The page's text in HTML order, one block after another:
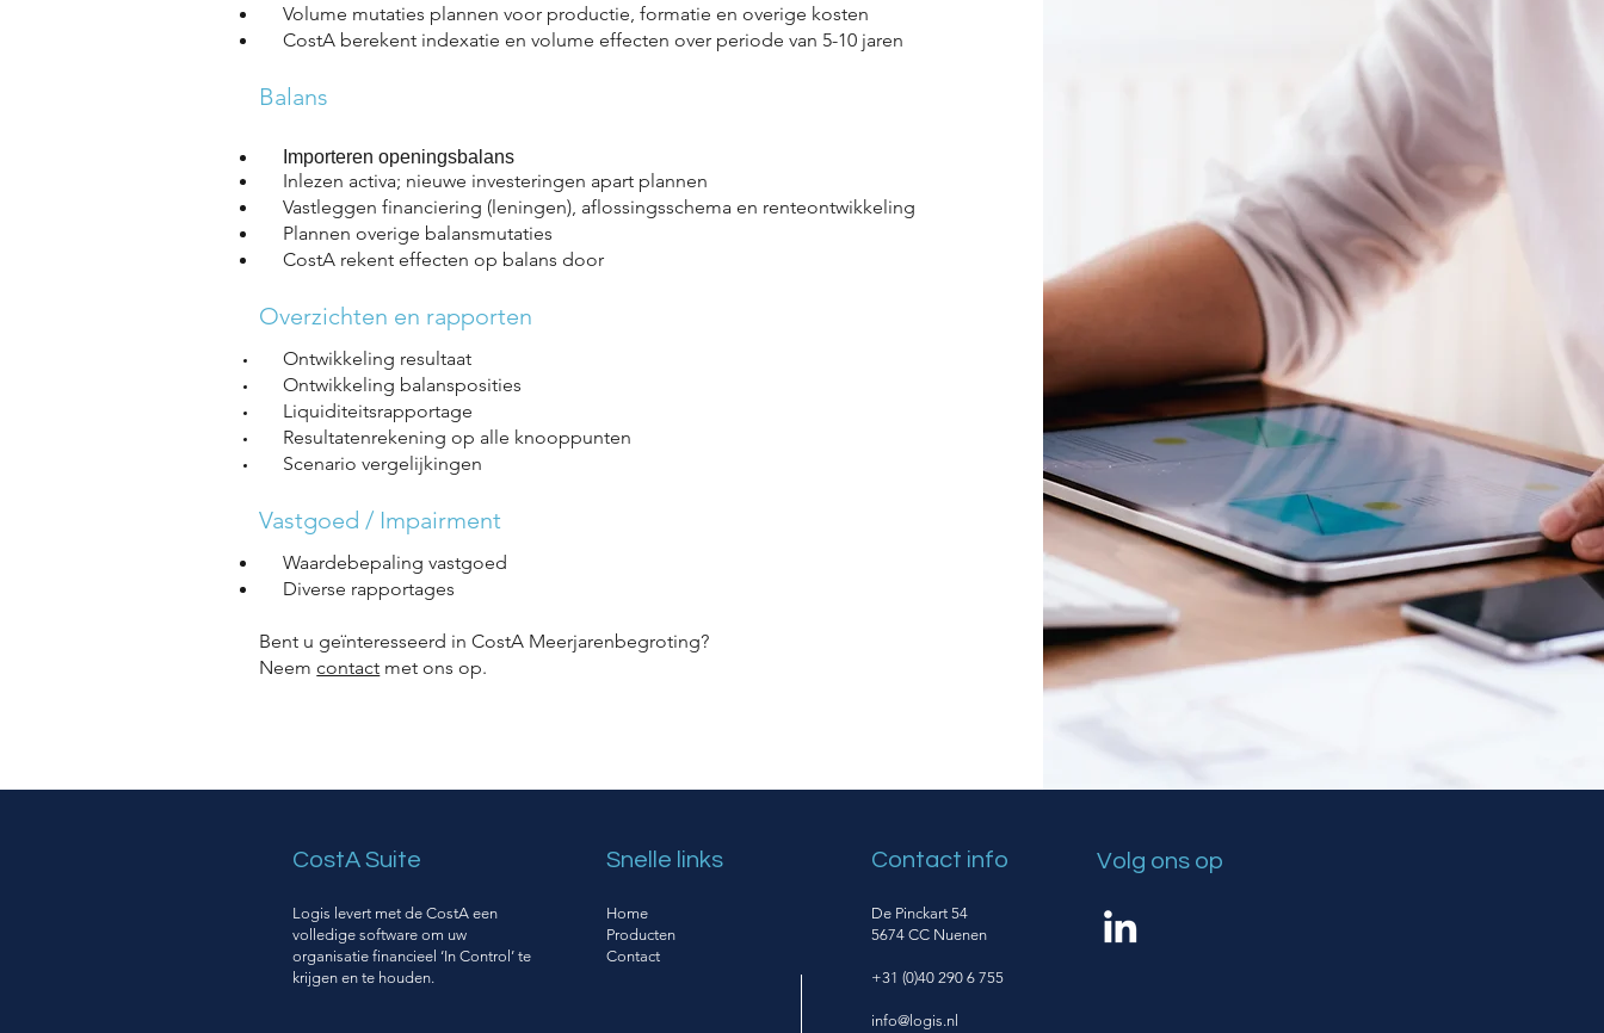
Volume mutaties plannen voor productie, formatie en overige kosten
CostA berekent indexatie en volume effecten over periode van 5-10 jaren
Balans
Importeren openingsbalans
Inlezen activa; nieuwe investeringen apart plannen
Vastleggen financiering (leningen), aflossingsschema en renteontwikkeling
Plannen overige balansmutaties
CostA rekent effecten op balans door
Overzichten en rapporten
Ontwikkeling resultaat
Ontwikkeling balansposities
Liquiditeitsrapportage
Resultatenrekening op alle knooppunten
Scenario vergelijkingen
Vastgoed / Impairment
Waardebepaling vastgoed
Diverse rapportages
Bent u geïnteresseerd in CostA Meerjarenbegroting?
Neemcontact met ons op.
CostA Suite
Logis levert met de CostA een
volledige software om uw
organisatie financieel ‘In Control’ te
krijgen en te houden.
Snelle links
Home
Producten
Contact
Contact info
De Pinckart 54
5674 CC Nuenen
+31 (0)40 290 6 755
info@logis.nl
Volg ons op